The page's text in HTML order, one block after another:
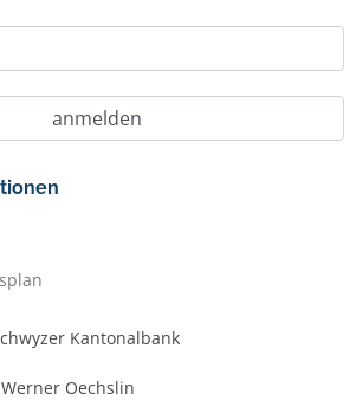
Kantonalbank
Oechslin